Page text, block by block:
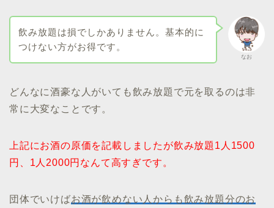
なお
飲み放題は損でしかありません。基本的に
つけない方がお得です。
どんなに酒豪な人がいても飲み放題で元を取るのは非
常に大変なことです。
上記にお酒の原価を記載しましたが飲み放題1人1500
円、1人2000円なんて高すぎです。
団体でいけばお酒が飲めない人からも飲み放題分のお